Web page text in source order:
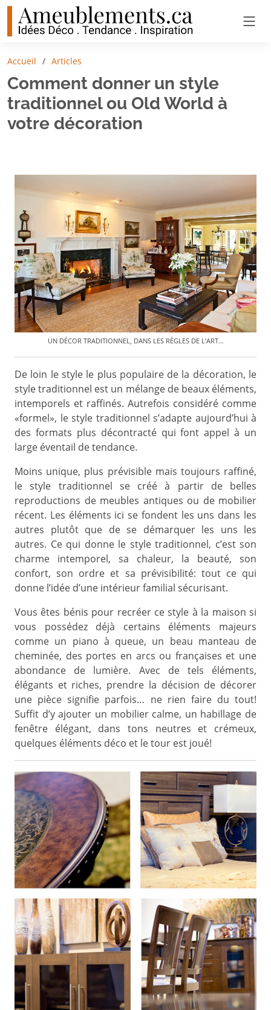
Accueil Articles
Comment donner un style
traditionnel ou Old World à
votre décoration
UN DÉCOR TRADITIONNEL, DANS LES RÈGLES DE L’ART…
De loin le style le plus populaire de la décoration, le
style traditionnel est un mélange de beaux éléments,
intemporels et raffinés. Autrefois considéré comme
«formel», le style traditionnel s’adapte aujourd’hui à
des formats plus décontracté qui font appel à un
large éventail de tendance.
Moins unique, plus prévisible mais toujours raffiné,
le style traditionnel se créé à partir de belles
reproductions de meubles antiques ou de mobilier
récent. Les éléments ici se fondent les uns dans les
autres plutôt que de se démarquer les uns les
autres. Ce qui donne le style traditionnel, c’est son
charme intemporel, sa chaleur, la beauté, son
confort, son ordre et sa prévisibilité: tout ce qui
donne l’idée d’une intérieur familial sécurisant.
Vous êtes bénis pour recréer ce style à la maison si
vous possédez déjà certains éléments majeurs
comme un piano à queue, un beau manteau de
cheminée, des portes en arcs ou françaises et une
abondance de lumière. Avec de tels éléments,
élégants et riches, prendre la décision de décorer
une pièce signifie parfois… ne rien faire du tout!
Suffit d’y ajouter un mobilier calme, un habillage de
fenêtre élégant, dans tons neutres et crémeux,
quelques éléments déco et le tour est joué!